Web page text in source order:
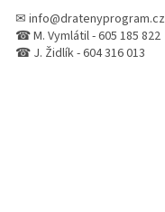
✉ info@dratenyprogram.cz
☎ M. Vymlátil - 605 185 822
☎ J. Židlík - 604 316 013